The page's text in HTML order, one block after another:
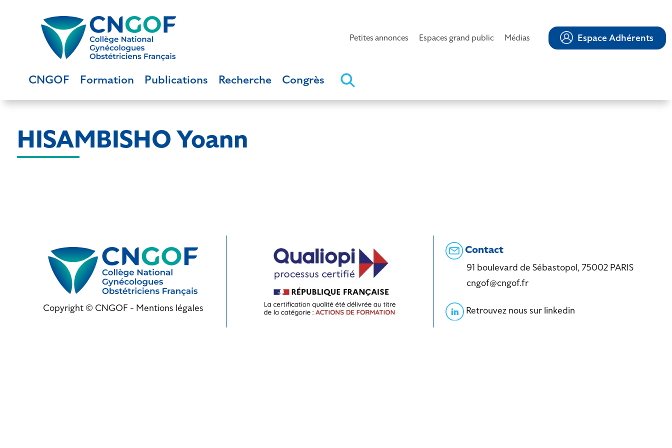
Petites annonces Espaces grand public Médias Espace Adhérents
CNGOF Formation Publications Recherche Congrès
HISAMBISHO Yoann
Copyright © CNGOF - Mentions légales
Contact
91 boulevard de Sébastopol, 75002 PARIS
cngof@cngof.fr
Retrouvez nous sur linkedin